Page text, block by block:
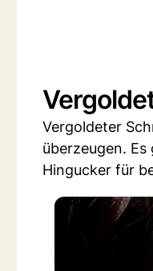
Vergoldeter
überzeugen.
Hingucker für